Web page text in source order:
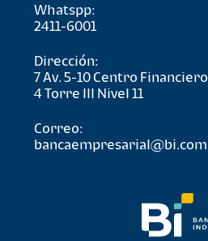
Whatspp:
2411-6001
Dirección:
7 Av. 5-10 Centro
4 Torre lll Nivel 11
Correo: